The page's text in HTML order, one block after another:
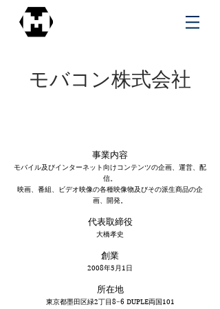
モバコン株式会社
事業内容
モバイル及びインターネット向けコンテンツの企画、運営、配
信。
映画、番組、ビデオ映像の各種映像物及びその派生商品の企
画、開発。
代表取締役
大橋孝史
創業
2008年5月1日
所在地
​東京都墨田区緑2丁目8−6 DUPLE両国101